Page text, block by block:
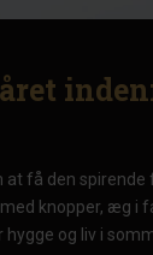
at få den
knopper, æg i
og liv i